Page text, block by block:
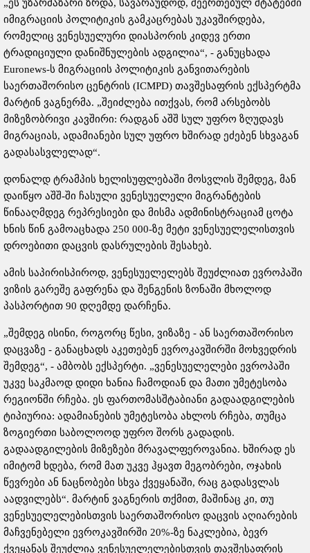
„ეს უზარმაზარი ზრდა, სავარაუდოდ, შეერთებულ შტატებში
იმიგრაციის პოლიტიკის გამკაცრებას უკავშირდება,
რომელიც ვენესუელური დიასპორის კიდევ ერთი
ტრადიციული დანიშნულების ადგილია“, - განუცხადა
Euronews-ს მიგრაციის პოლიტიკის განვითარების
საერთაშორისო ცენტრის (ICMPD) თავშესაფრის ექსპერტმა
მარტინ ვაგნერმა. „შეიძლება ითქვას, რომ არსებობს
მიზეზობრივი კავშირი: რადგან აშშ სულ უფრო ზღუდავს
მიგრაციას, ადამიანები სულ უფრო ხშირად ეძებენ სხვაგან
გადასასვლელად“.
დონალდ ტრამპის ხელისუფლებაში მოსვლის შემდეგ, მან
დაიწყო აშშ-ში ჩასული ვენესუელელი მიგრანტების
წინააღმდეგ რეპრესიები და მისმა ადმინისტრაციამ ცოტა
ხნის წინ გამოაცხადა 250 000-ზე მეტი ვენესუელელისთვის
დროებითი დაცვის დასრულების შესახებ.
ამის საპირისპიროდ, ვენესუელელებს შეუძლიათ ევროპაში
ვიზის გარეშე გაფრენა და შენგენის ზონაში მხოლოდ
პასპორტით 90 დღემდე დარჩენა.
„შემდეგ ისინი, როგორც წესი, ვიზაზე - ან საერთაშორისო
დაცვაზე - განაცხადს აკეთებენ ევროკავშირში მოხვედრის
შემდეგ“, - ამბობს ექსპერტი. „ვენესუელელები ევროპაში
უკვე საკმაოდ დიდი ხანია ჩამოდიან და მათი უმეტესობა
რეგიონში რჩება. ეს ფართომასშტაბიანი გადაადგილების
ტიპიურია: ადამიანების უმეტესობა ახლოს რჩება, თუმცა
ზოგიერთი საბოლოოდ უფრო შორს გადადის.
გადაადგილების მიზეზები მრავალფეროვანია. ხშირად ეს
იმიტომ ხდება, რომ მათ უკვე ჰყავთ მეგობრები, ოჯახის
წევრები ან ნაცნობები სხვა ქვეყანაში, რაც გადასვლას
აადვილებს“. მარტინ ვაგნერის თქმით, მაშინაც კი, თუ
ვენესუელელებისთვის საერთაშორისო დაცვის აღიარების
მაჩვენებელი ევროკავშირში 20%-ზე ნაკლებია, ბევრ
ქვეყანას შეუძლია ვენესუელელებისთვის თავშესაფრის